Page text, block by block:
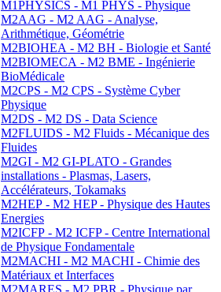
M1PHYSICS - M1 PHYS - Physique
M2AAG - M2 AAG - Analyse,
Arithmétique, Géométrie
M2BIOHEA - M2 BH - Biologie et Santé
M2BIOMECA - M2 BME - Ingénierie
BioMédicale
M2CPS - M2 CPS - Système Cyber
Physique
M2DS - M2 DS - Data Science
M2FLUIDS - M2 Fluids - Mécanique des
Fluides
M2GI - M2 GI-PLATO - Grandes
installations - Plasmas, Lasers,
Accélérateurs, Tokamaks
M2HEP - M2 HEP - Physique des Hautes
Energies
M2ICFP - M2 ICFP - Centre International
de Physique Fondamentale
M2MACHI - M2 MACHI - Chimie des
Matériaux et Interfaces
M2MARES - M2 PBR - Physique par